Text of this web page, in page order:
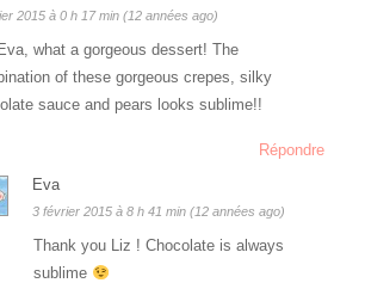
2015 à 0 h 17 min (12 années ago)
what a gorgeous dessert! The
of these gorgeous crepes, silky
sauce and pears looks sublime!!
Répondre
Eva
3 février 2015 à 8 h 41 min (12 années ago)
Thank you Liz ! Chocolate is always
sublime